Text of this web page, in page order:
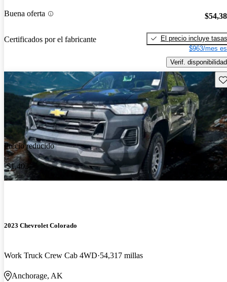
Buena oferta
Certificados por el fabricante
El precio incluye tasas
$963/mes
Verif. disponibilidad
Precio reducido
-$1,403
2023 Chevrolet Colorado
Work Truck Crew Cab 4WD 54,317 millas
Anchorage, AK